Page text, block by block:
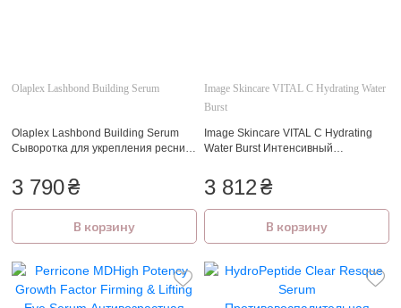
Olaplex Lashbond Building Serum
Olaplex Lashbond Building Serum
Сыворотка для укрепления ресниц
3 790₴
В корзину
Image Skincare VITAL C Hydrating Water
Burst
Image Skincare VITAL C Hydrating
Water Burst Интенсивный
3 812₴
В корзину